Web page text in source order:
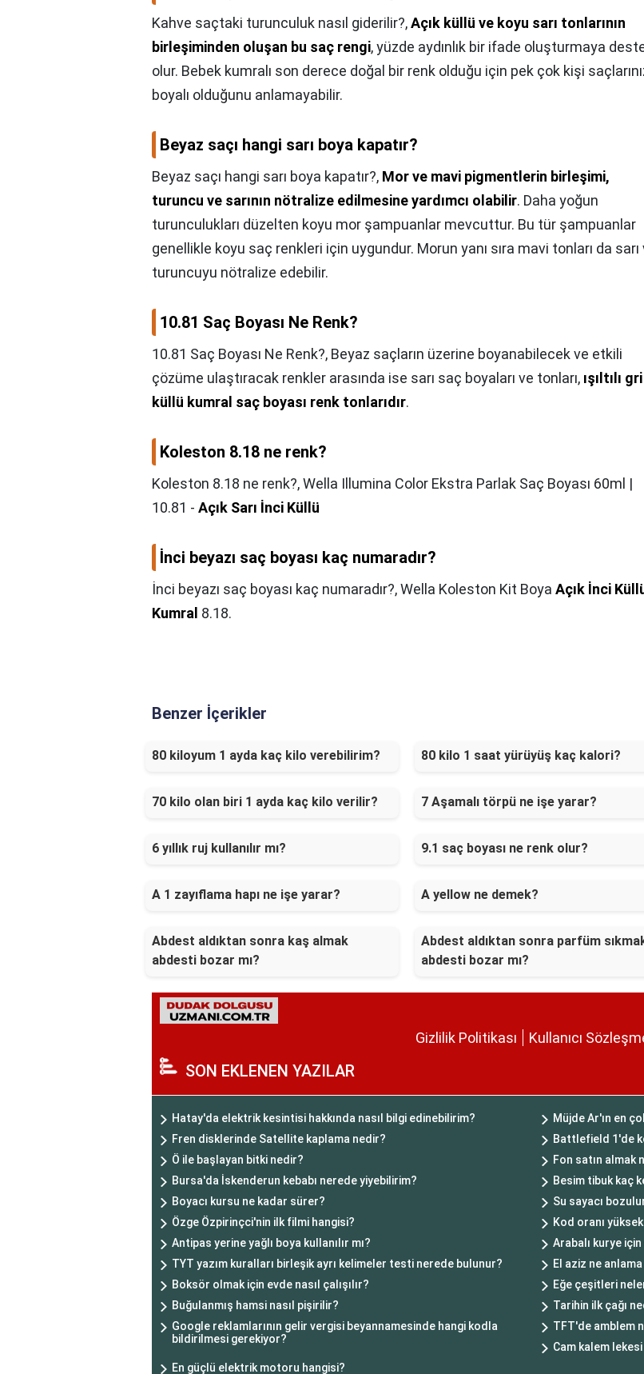
Kahve saçtaki turunculuk nasıl giderilir?,Açık küllü ve koyu sarı tonlarının
birleşiminden oluşan bu saç rengi, yüzde aydınlık bir ifade oluşturmaya
olur. Bebek kumralı son derece doğal bir renk olduğu için pek çok kişi
boyalı olduğunu anlamayabilir.
Beyaz saçı hangi sarı boya kapatır?
Beyaz saçı hangi sarı boya kapatır?, Mor ve mavi pigmentlerin birleşimi,
turuncu ve sarının nötralize edilmesine yardımcı olabilir. Daha yoğun
turunculukları düzelten koyu mor şampuanlar mevcuttur. Bu tür şampuanlar
genellikle koyu saç renkleri için uygundur. Morun yanı sıra mavi tonları da sarı
turuncuyu nötralize edebilir.
10.81 Saç Boyası Ne Renk?
10.81 Saç Boyası Ne Renk?, Beyaz saçların üzerine boyanabilecek ve etkili
çözüme ulaştıracak renkler arasında ise sarı saç boyaları ve tonları, ışıltılı
küllü kumral saç boyası renk tonlarıdır.
Koleston 8.18 ne renk?
Koleston 8.18 ne renk?,Wella Illumina Color Ekstra Parlak Saç Boyası 60ml |
10.81 - Açık Sarı İnci Küllü
İnci beyazı saç boyası kaç numaradır?
İnci beyazı saç boyası kaç numaradır?,Wella Koleston Kit Boya Açık İnci
Kumral 8.18.
Benzer İçerikler
80 kiloyum 1 ayda kaç kilo verebilirim? 80 kilo 1 saat yürüyüş kaç kalori?
70 kilo olan biri 1 ayda kaç kilo verilir? 7 Aşamalı törpü ne işe yarar?
6 yıllık ruj kullanılır mı? 9.1 saç boyası ne renk olur?
A 1 zayıflama hapı ne işe yarar? A yellow ne demek?
Abdest aldıktan sonra kaş almak
abdesti bozar mı?
Abdest aldıktan sonra parfüm
abdesti bozar mı?
Gizlilik Politikası Kullanıcı
SON EKLENEN YAZILAR
Hatay'da elektrik kesintisi hakkında nasıl bilgi edinebilirim?
Müjde Ar'ın en
Fren disklerinde Satellite kaplama nedir?
Battlefield 1'de
Ö ile başlayan bitki nedir?
Fon satın almak
Bursa'da İskenderun kebabı nerede yiyebilirim?
Besim tibuk kaç
Boyacı kursu ne kadar sürer?
Su sayacı
Özge Özpirinçci'nin ilk filmi hangisi?
Kod oranı
Antipas yerine yağlı boya kullanılır mı?
Arabalı kurye
TYT yazım kuralları birleşik ayrı kelimeler testi nerede bulunur?
El aziz ne
Boksör olmak için evde nasıl çalışılır?
Eğe çeşitleri
Buğulanmış hamsi nasıl pişirilir?
Tarihin ilk çağı
Google reklamlarının gelir vergisi beyannamesinde hangi kodla
bildirilmesi gerekiyor?
TFT'de amblem
Cam kalem
En güçlü elektrik motoru hangisi?